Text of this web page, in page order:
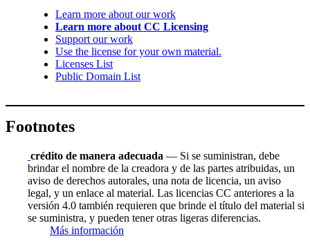
Learn more about our work
Learn more about CC Licensing
Support our work
Use the license for your own material.
Licenses List
Public Domain List
Footnotes
crédito de manera adecuada — Si se suministran, debe
brindar el nombre de la creadora y de las partes atribuidas, un
aviso de derechos autorales, una nota de licencia, un aviso
legal, y un enlace al material. Las licencias CC anteriores a la
versión 4.0 también requieren que brinde el título del material si
se suministra, y pueden tener otras ligeras diferencias.
Más información